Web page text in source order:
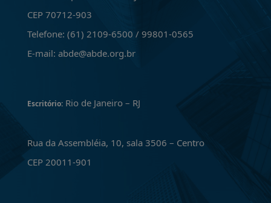
CEP 70712-903
Telefone: (61) 2109-6500 / 99801-0565
E-mail: abde@abde.org.br
Escritório:Rio de Janeiro – RJ
Rua da Assembléia, 10, sala 3506 – Centro
CEP 20011-901